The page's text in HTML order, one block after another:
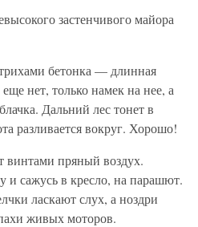
застенчивого майора
бетонка — длинная
нет, только намек на нее, а
Дальний лес тонет в
разливается вокруг. Хорошо!
винтами пряный воздух.
сажусь в кресло, на парашют.
ласкают слух, а ноздри
живых моторов.